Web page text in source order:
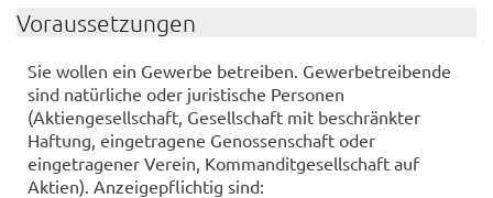
Voraussetzungen
Sie wollen ein Gewerbe betreiben. Gewerbetreibende
sind natürliche oder juristische Personen
(Aktiengesellschaft, Gesellschaft mit beschränkter
Haftung, eingetragene Genossenschaft oder
eingetragener Verein, Kommanditgesellschaft auf
Aktien). Anzeigepflichtig sind: